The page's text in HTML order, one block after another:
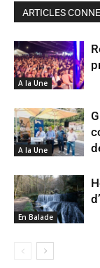
ARTICLES
A la Une
A la Une
En Balade